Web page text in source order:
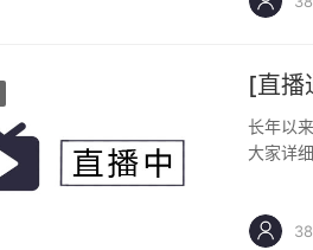
[直播
长年以
大家详